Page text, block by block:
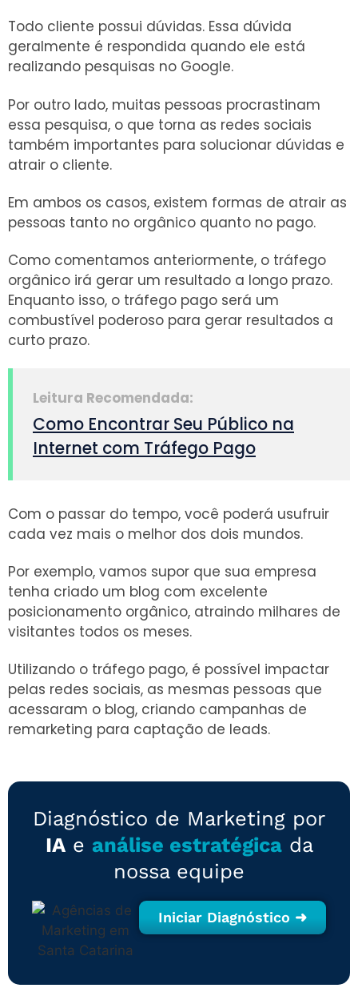
Todo cliente possui dúvidas. Essa dúvida
geralmente é respondida quando ele está
realizando pesquisas no Google.
Por outro lado, muitas pessoas procrastinam
essa pesquisa, o que torna as redes sociais
também importantes para solucionar dúvidas e
atrair o cliente.
Em ambos os casos, existem formas de atrair as
pessoas tanto no orgânico quanto no pago.
Como comentamos anteriormente, o tráfego
orgânico irá gerar um resultado a longo prazo.
Enquanto isso, o tráfego pago será um
combustível poderoso para gerar resultados a
curto prazo.
Leitura Recomendada:
Como Encontrar Seu Público na
Internet com Tráfego Pago
Com o passar do tempo, você poderá usufruir
cada vez mais o melhor dos dois mundos.
Por exemplo, vamos supor que sua empresa
tenha criado um blog com excelente
posicionamento orgânico, atraindo milhares de
visitantes todos os meses.
Utilizando o tráfego pago, é possível impactar
pelas redes sociais, as mesmas pessoas que
acessaram o blog, criando campanhas de
remarketing para captação de leads.
Diagnóstico de Marketing por
IAe análise estratégicada
nossa equipe
Iniciar Diagnóstico ➜